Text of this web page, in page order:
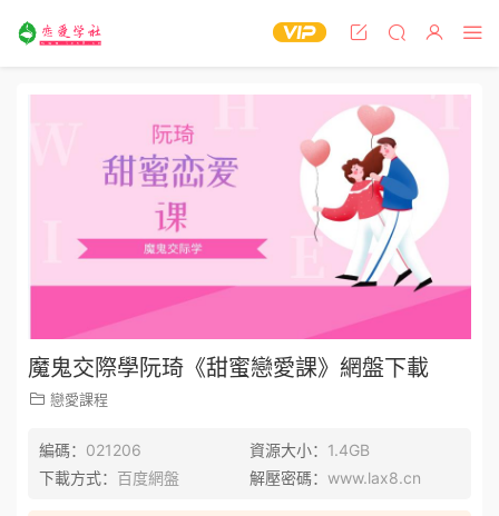
魔鬼交際學阮琦《甜蜜戀愛課》網盤下載
戀愛課程
編碼： 021206 資源大小： 1.4GB
下載方式： 百度網盤 解壓密碼： www.lax8.cn